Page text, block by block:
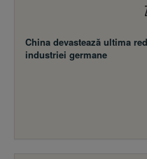
China devastează ultima
industriei germane